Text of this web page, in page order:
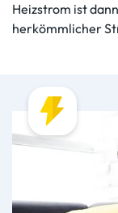
Heizstrom ist
herkömmlicher